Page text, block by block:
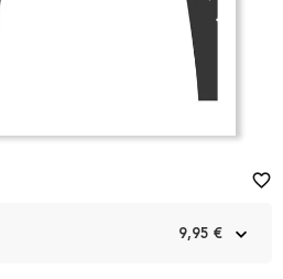
9,95 €
favorite_border